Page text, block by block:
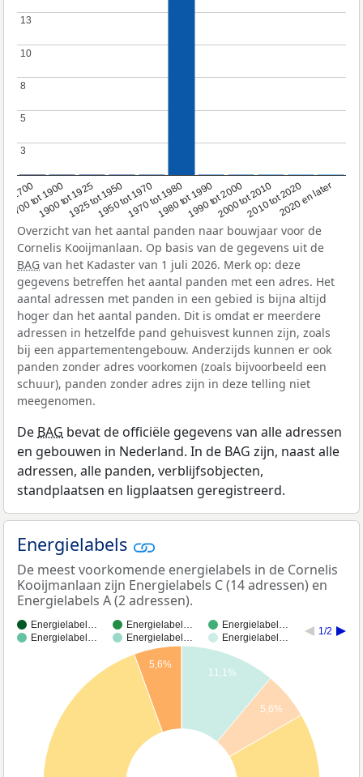
1700
1700 tot 1900
1900 tot 19251925 tot 19501950 tot 19701970 tot 19801980 tot 19901990 tot 20002000 tot 20102010 tot 20202020 en later
3
3
5
5
8
8
10
10
13
13
Overzicht van het aantal panden naar bouwjaar voor de
Cornelis Kooijmanlaan. Op basis van de gegevens uit de
BAG van het Kadaster van 1 juli 2026. Merk op: deze
gegevens betreffen het aantal panden met een adres. Het
aantal adressen met panden in een gebied is bijna altijd
hoger dan het aantal panden. Dit is omdat er meerdere
adressen in hetzelfde pand gehuisvest kunnen zijn, zoals
bij een appartementengebouw. Anderzijds kunnen er ook
panden zonder adres voorkomen (zoals bijvoorbeeld een
schuur), panden zonder adres zijn in deze telling niet
meegenomen.
De BAG bevat de officiële gegevens van alle adressen
en gebouwen in Nederland. In de BAG zijn, naast alle
adressen, alle panden, verblijfsobjecten,
standplaatsen en ligplaatsen geregistreerd.
Energielabels
De meest voorkomende energielabels in de Cornelis
Kooijmanlaan zijn Energielabels C (14 adressen) en
Energielabels A (2 adressen).
Energielabel… Energielabel…
Energielabel…
Energielabel…
Energielabel… Energielabel…
1/2
11,1%
5,6%
5,6%